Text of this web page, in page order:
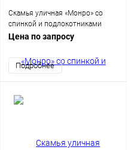
Скамья уличная «Монро» со
спинкой и подлокотниками
Цена по запросу
Подробнее